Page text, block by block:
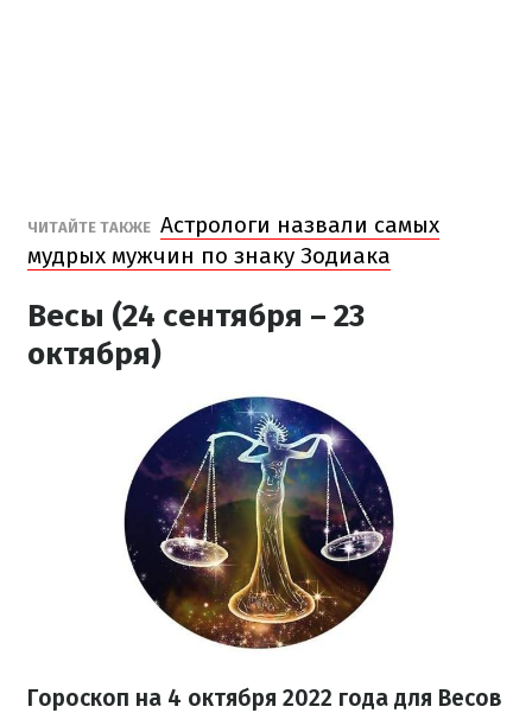
ЧИТАЙТЕ ТАКЖЕ Астрологи назвали самых
мудрых мужчин по знаку Зодиака
Весы (24 сентября – 23
октября)
Гороскоп на 4 октября 2022 года для Весов